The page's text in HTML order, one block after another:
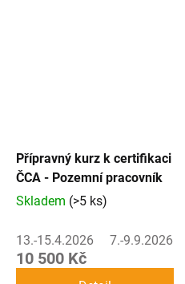
Přípravný kurz k certifikaci
ČCA - Pozemní pracovník
Skladem (>5 ks)
13.-15.4.2026 7.-9.9.2026
10 500 Kč